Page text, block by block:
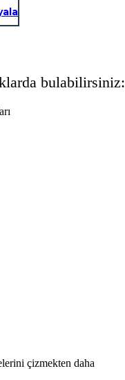
bulabilirsiniz:
çizmekten daha